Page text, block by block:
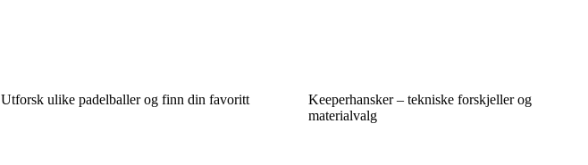
Utforsk ulike padelballer og finn din favoritt
Keeperhansker – tekniske forskjeller og
materialvalg